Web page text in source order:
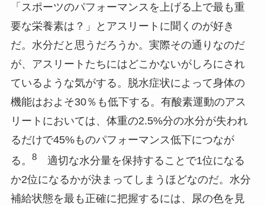
「スポーツのパフォーマンスを上げる上で最も重
要な栄養素は？」とアスリートに聞くのが好き
だ。水分だと思うだろうか。実際その通りなのだ
が、アスリートたちにはどこかないがしろにされ
ているような気がする。脱水症状によって身体の
機能はおよそ30％も低下する。有酸素運動のアス
リートにおいては、体重の2.5%分の水分が失われ
るだけで45%ものパフォーマンス低下につなが
る。 8適切な水分量を保持することで1位になる
か2位になるかが決まってしまうほどなのだ。水分
補給状態を最も正確に把握するには、尿の色を見